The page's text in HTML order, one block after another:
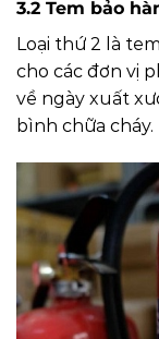
3.2 Tem bảo
Loại thứ 2 là
cho các đơn vị
về ngày xuất
bình chữa cháy.